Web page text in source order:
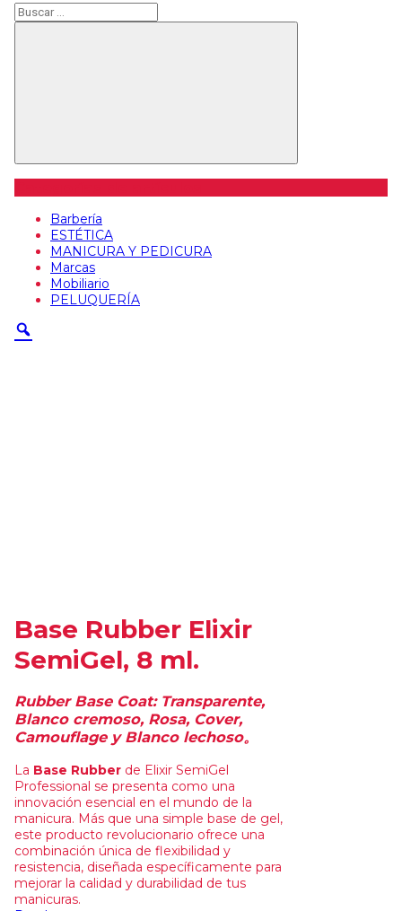
Buscar
Barbería
ESTÉTICA
MANICURA Y PEDICURA
Marcas
Mobiliario
PELUQUERÍA
Base Rubber Elixir
SemiGel, 8 ml.
Rubber Base Coat: Transparente,
Blanco cremoso, Rosa, Cover,
Camouflage y Blanco lechoso。
La Base Rubber de Elixir SemiGel
Professional se presenta como una
innovación esencial en el mundo de la
manicura. Más que una simple base de gel,
este producto revolucionario ofrece una
combinación única de flexibilidad y
resistencia, diseñada específicamente para
mejorar la calidad y durabilidad de tus
manicuras.